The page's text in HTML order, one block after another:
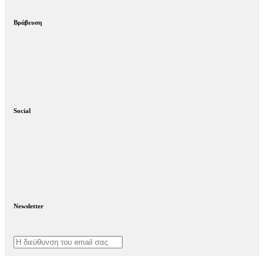
Βράβευση
Social
Newsletter